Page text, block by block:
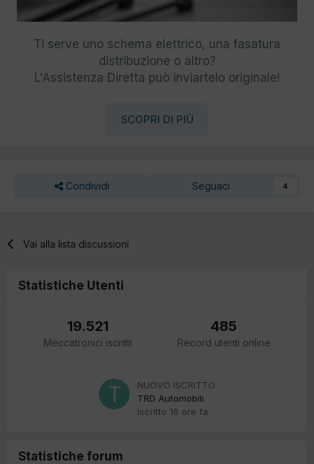
Ti serve uno schema elettrico, una fasatura
distribuzione o altro?
L'Assistenza Diretta può inviartelo originale!
SCOPRI DI PIÙ
Condividi Seguaci 4
Vai alla lista discussioni
Statistiche Utenti
19.521
Meccatronici iscritti
485
Record utenti online
NUOVO ISCRITTO
TRD Automobili
Iscritto 16 ore fa
Statistiche forum